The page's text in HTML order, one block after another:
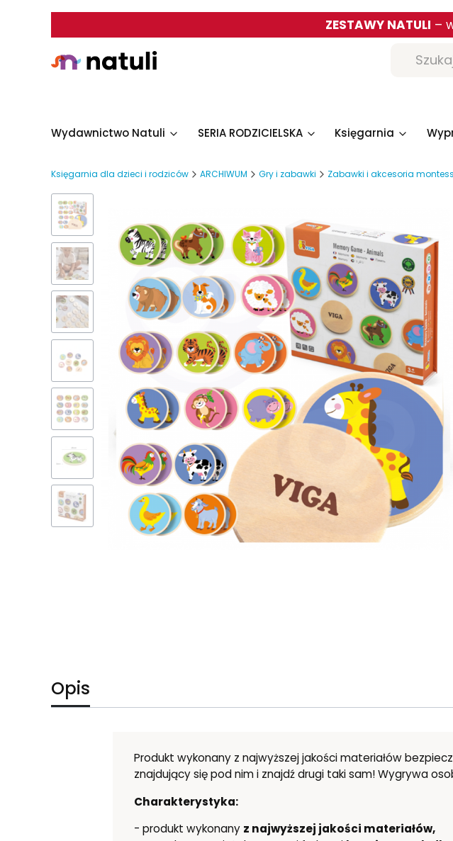
ZESTAWY NATULI –
Wydawnictwo Natuli SERIA RODZICIELSKA Księgarnia
Księgarnia dla dzieci i rodziców ARCHIWUM Gry i zabawki Zabawki i akcesoria
Opis
Produkt wykonany z najwyższej jakości materiałów
znajdujący się pod nim i znajdź drugi taki sam! Wygrywa
Charakterystyka:
- produkt wykonany z najwyższej jakości materiałów,